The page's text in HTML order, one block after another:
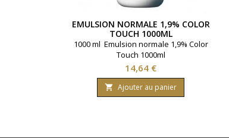
EMULSION NORMALE 1,9% COLOR
TOUCH 1000ML
1000 ml Emulsion normale 1,9% Color
Touch 1000ml
Prix
14,64 €
 Ajouter au panier